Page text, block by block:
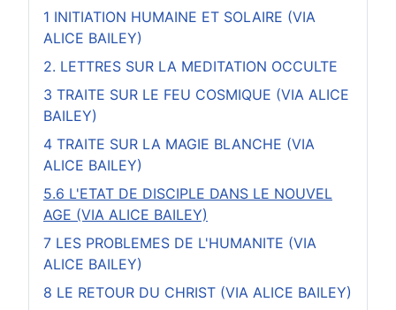
1 INITIATION HUMAINE ET SOLAIRE (VIA
ALICE BAILEY)
2. LETTRES SUR LA MEDITATION OCCULTE
3 TRAITE SUR LE FEU COSMIQUE (VIA ALICE
BAILEY)
4 TRAITE SUR LA MAGIE BLANCHE (VIA
ALICE BAILEY)
5.6 L'ETAT DE DISCIPLE DANS LE NOUVEL
AGE (VIA ALICE BAILEY)
7 LES PROBLEMES DE L'HUMANITE (VIA
ALICE BAILEY)
8 LE RETOUR DU CHRIST (VIA ALICE BAILEY)